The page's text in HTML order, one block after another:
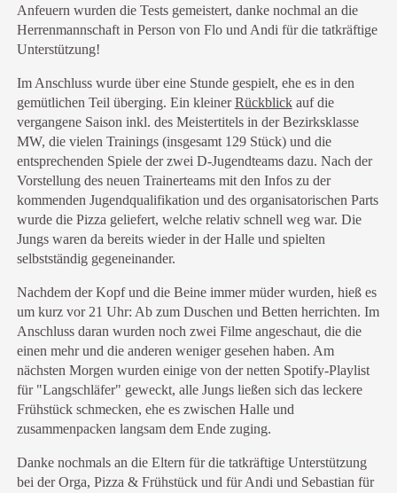
Anfeuern wurden die Tests gemeistert, danke nochmal an die
Herrenmannschaft in Person von Flo und Andi für die tatkräftige
Unterstützung!
Im Anschluss wurde über eine Stunde gespielt, ehe es in den
gemütlichen Teil überging. Ein kleinerRückblickauf die
vergangene Saison inkl. des Meistertitels in der Bezirksklasse
MW, die vielen Trainings (insgesamt 129 Stück) und die
entsprechenden Spiele der zwei D-Jugendteams dazu. Nach der
Vorstellung des neuen Trainerteams mit den Infos zu der
kommenden Jugendqualifikation und des organisatorischen Parts
wurde die Pizza geliefert, welche relativ schnell weg war. Die
Jungs waren da bereits wieder in der Halle und spielten
selbstständig gegeneinander.
Nachdem der Kopf und die Beine immer müder wurden, hieß es
um kurz vor 21 Uhr: Ab zum Duschen und Betten herrichten. Im
Anschluss daran wurden noch zwei Filme angeschaut, die die
einen mehr und die anderen weniger gesehen haben. Am
nächsten Morgen wurden einige von der netten Spotify-Playlist
für "Langschläfer" geweckt, alle Jungs ließen sich das leckere
Frühstück schmecken, ehe es zwischen Halle und
zusammenpacken langsam dem Ende zuging.
Danke nochmals an die Eltern für die tatkräftige Unterstützung
bei der Orga, Pizza & Frühstück und für Andi und Sebastian für